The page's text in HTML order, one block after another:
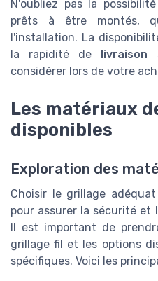
N'oubliez pas la
prêts à être montés,
l'installation. La
la rapidité de livraison
considérer lors de votre
Les matériaux
disponibles
Exploration des
Choisir le grillage
pour assurer la sécurité et
Il est important de
grillage fil et les options
spécifiques. Voici les